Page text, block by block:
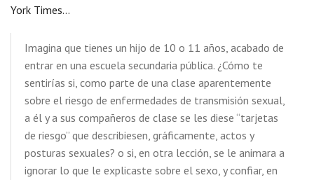
York Times…
Imagina que tienes un hijo de 10 o 11 años, acabado de
entrar en una escuela secundaria pública. ¿Cómo te
sentirías si, como parte de una clase aparentemente
sobre el riesgo de enfermedades de transmisión sexual,
a él y a sus compañeros de clase se les diese “tarjetas
de riesgo” que describiesen, gráficamente, actos y
posturas sexuales? o si, en otra lección, se le animara a
ignorar lo que le explicaste sobre el sexo, y confiar, en